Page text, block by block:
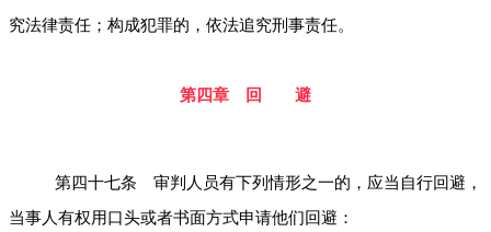
究法律责任；构成犯罪的，依法追究刑事责任。
第四章 回 避
第四十七条 审判人员有下列情形之一的，应当自行回避，
当事人有权用口头或者书面方式申请他们回避：